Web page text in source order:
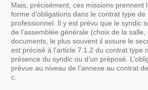
Mais, précisément, ces missions prennent
forme d’obligations dans le contrat type de
professionnel. Il y est prévu que le syndic
de l’assemblée générale (choix de la
documents, le plus souvent il assure le
est précisé à l’article 7.1.2 du contrat type
présence du syndic ou d’un préposé.
prévue au niveau de l’annexe au contrat
c.